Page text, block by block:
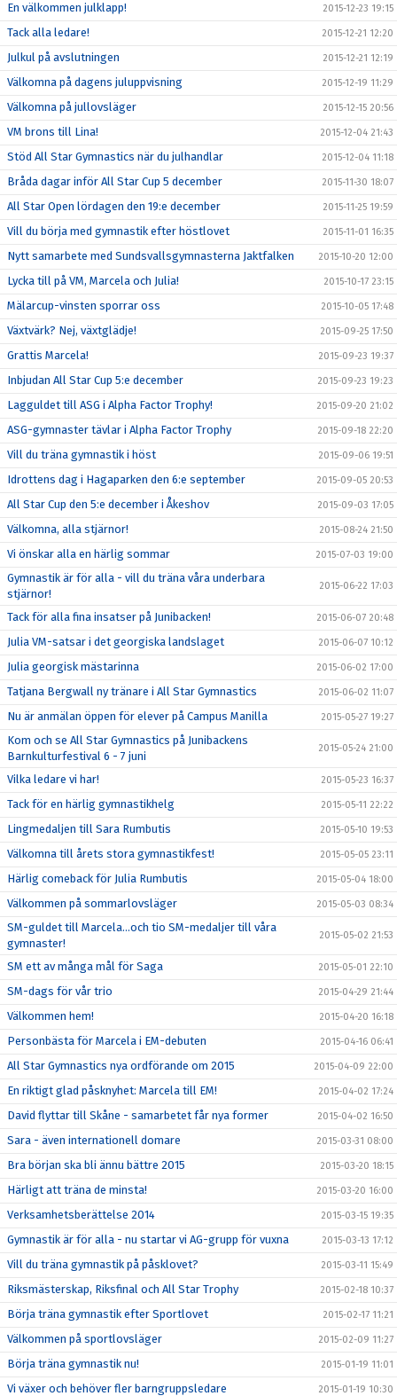
En välkommen julklapp! 2015-12-23 19:15
Tack alla ledare! 2015-12-21 12:20
Julkul på avslutningen 2015-12-21 12:19
Välkomna på dagens juluppvisning 2015-12-19 11:29
Välkomna på jullovsläger 2015-12-15 20:56
VM brons till Lina! 2015-12-04 21:43
Stöd All Star Gymnastics när du julhandlar 2015-12-04 11:18
Bråda dagar inför All Star Cup 5 december 2015-11-30 18:07
All Star Open lördagen den 19:e december 2015-11-25 19:59
Vill du börja med gymnastik efter höstlovet 2015-11-01 16:35
Nytt samarbete med Sundsvallsgymnasterna Jaktfalken 2015-10-20 12:00
Lycka till på VM, Marcela och Julia! 2015-10-17 23:15
Mälarcup-vinsten sporrar oss 2015-10-05 17:48
Växtvärk? Nej, växtglädje! 2015-09-25 17:50
Grattis Marcela! 2015-09-23 19:37
Inbjudan All Star Cup 5:e december 2015-09-23 19:23
Lagguldet till ASG i Alpha Factor Trophy! 2015-09-20 21:02
ASG-gymnaster tävlar i Alpha Factor Trophy 2015-09-18 22:20
Vill du träna gymnastik i höst 2015-09-06 19:51
Idrottens dag i Hagaparken den 6:e september 2015-09-05 20:53
All Star Cup den 5:e december i Åkeshov 2015-09-03 17:05
Välkomna, alla stjärnor! 2015-08-24 21:50
Vi önskar alla en härlig sommar 2015-07-03 19:00
Gymnastik är för alla - vill du träna våra underbara
stjärnor!
2015-06-22 17:03
Tack för alla fina insatser på Junibacken! 2015-06-07 20:48
Julia VM-satsar i det georgiska landslaget 2015-06-07 10:12
Julia georgisk mästarinna 2015-06-02 17:00
Tatjana Bergwall ny tränare i All Star Gymnastics 2015-06-02 11:07
Nu är anmälan öppen för elever på Campus Manilla 2015-05-27 19:27
Kom och se All Star Gymnastics på Junibackens
Barnkulturfestival 6 - 7 juni
2015-05-24 21:00
Vilka ledare vi har! 2015-05-23 16:37
Tack för en härlig gymnastikhelg 2015-05-11 22:22
Lingmedaljen till Sara Rumbutis 2015-05-10 19:53
Välkomna till årets stora gymnastikfest! 2015-05-05 23:11
Härlig comeback för Julia Rumbutis 2015-05-04 18:00
Välkommen på sommarlovsläger 2015-05-03 08:34
SM-guldet till Marcela...och tio SM-medaljer till våra
gymnaster!
2015-05-02 21:53
SM ett av många mål för Saga 2015-05-01 22:10
SM-dags för vår trio 2015-04-29 21:44
Välkommen hem! 2015-04-20 16:18
Personbästa för Marcela i EM-debuten 2015-04-16 06:41
All Star Gymnastics nya ordförande om 2015 2015-04-09 22:00
En riktigt glad påsknyhet: Marcela till EM! 2015-04-02 17:24
David flyttar till Skåne - samarbetet får nya former 2015-04-02 16:50
Sara - även internationell domare 2015-03-31 08:00
Bra början ska bli ännu bättre 2015 2015-03-20 18:15
Härligt att träna de minsta! 2015-03-20 16:00
Verksamhetsberättelse 2014 2015-03-15 19:35
Gymnastik är för alla - nu startar vi AG-grupp för vuxna 2015-03-13 17:12
Vill du träna gymnastik på påsklovet? 2015-03-11 15:49
Riksmästerskap, Riksfinal och All Star Trophy 2015-02-18 10:37
Börja träna gymnastik efter Sportlovet 2015-02-17 11:21
Välkommen på sportlovsläger 2015-02-09 11:27
Börja träna gymnastik nu! 2015-01-19 11:01
Vi växer och behöver fler barngruppsledare 2015-01-19 10:30